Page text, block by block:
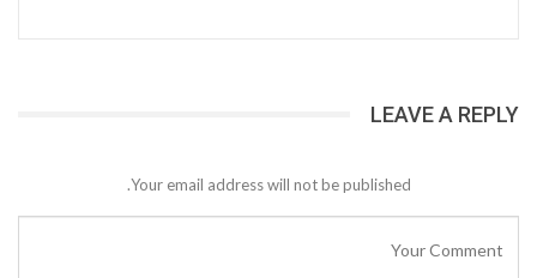
LEAVE A REPLY
Your email address will not be published.